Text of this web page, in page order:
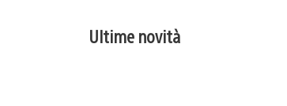
Ultime novità